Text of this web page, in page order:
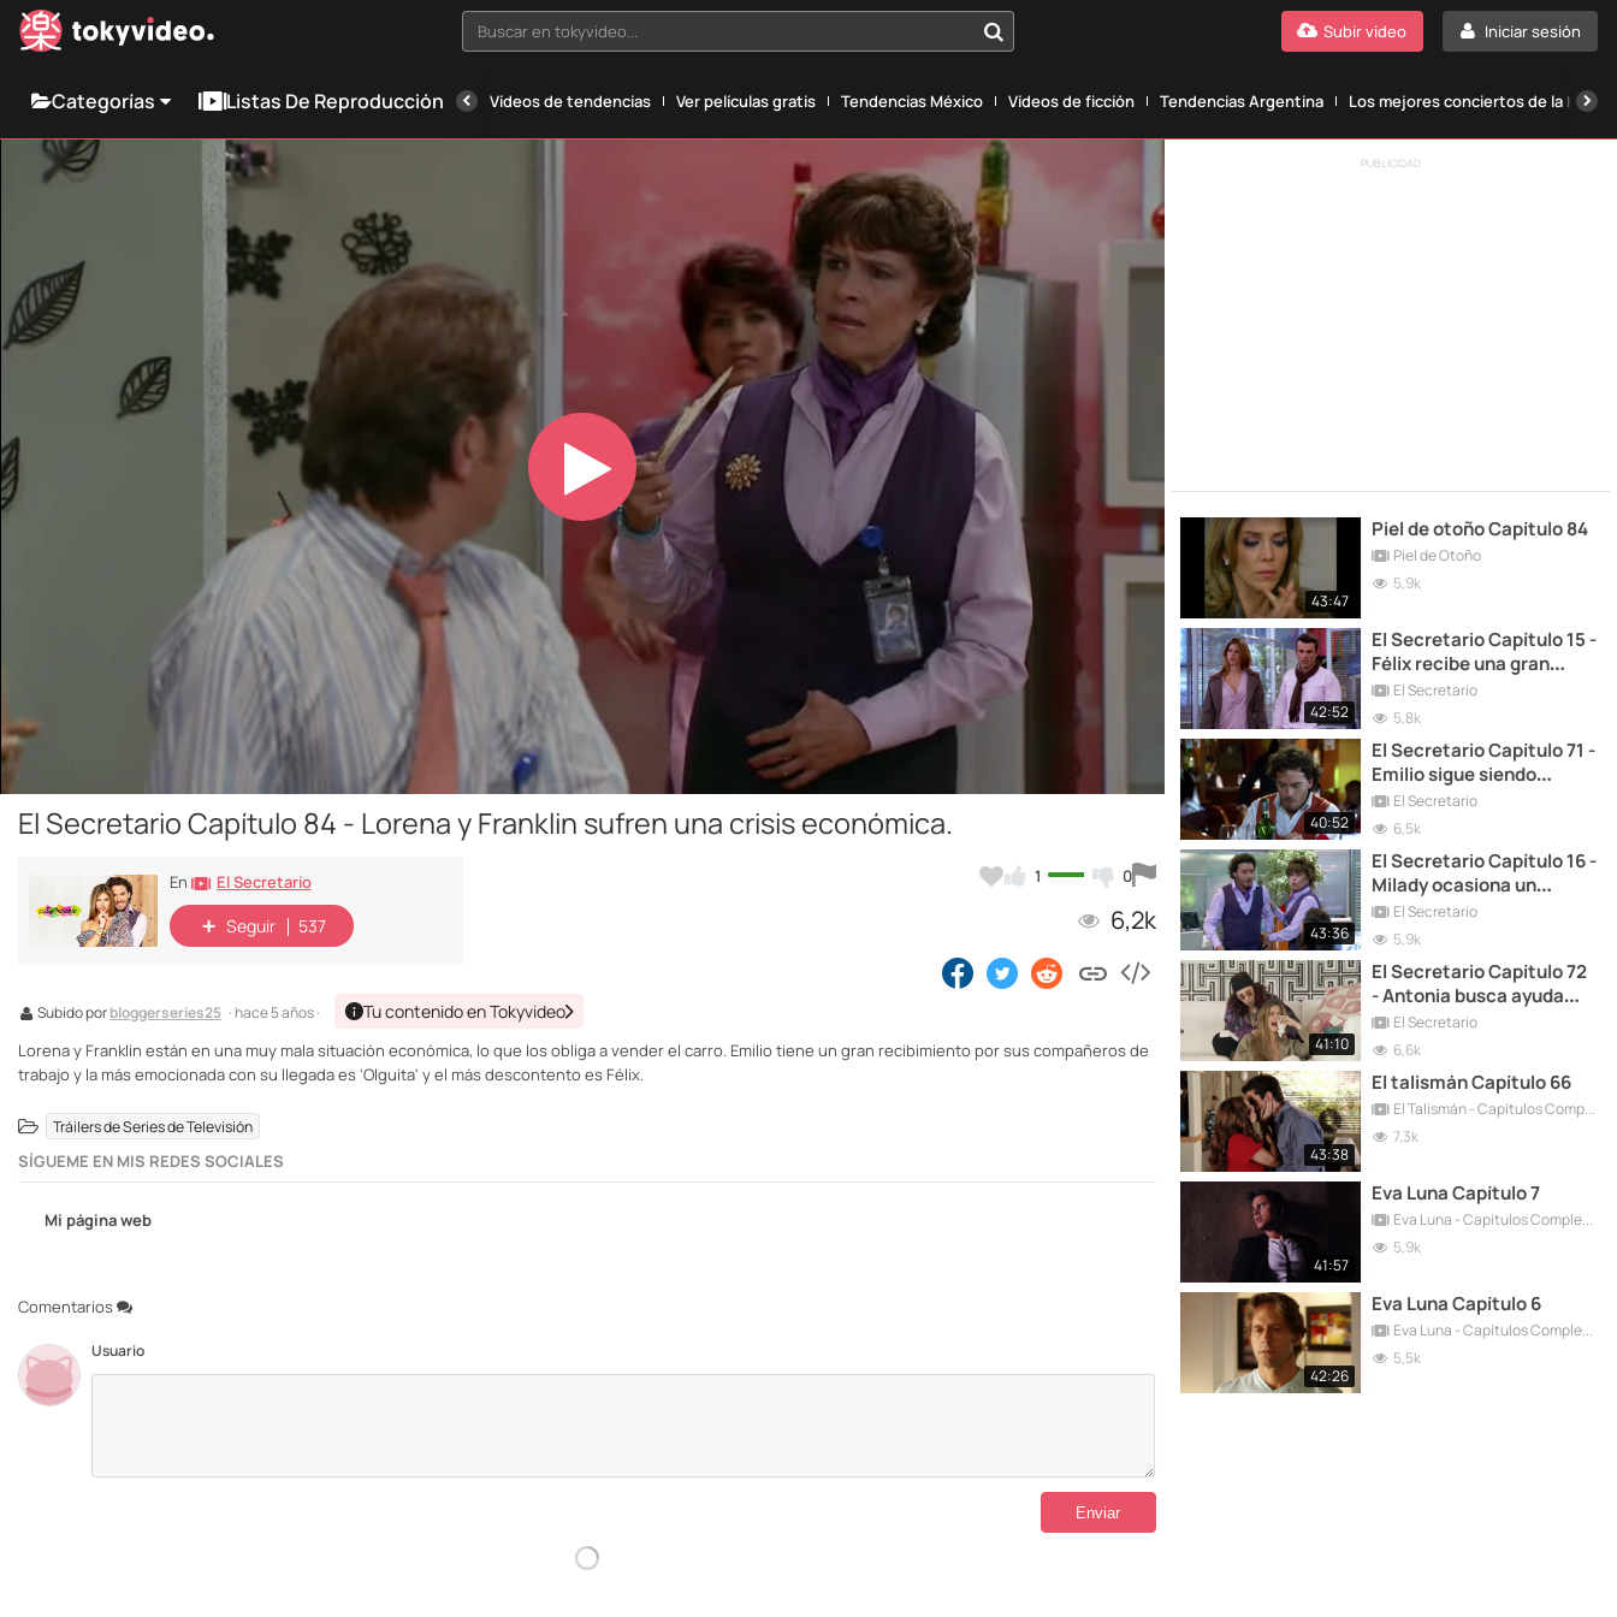
Buscar en tokyvideo... Iniciar sesión
Subir vídeo
Categorías Listas De Reproducción Vídeos de tendencias Ver películas gratis Tendencias México Vídeos de ficción Tendencias Argentina Los mejores conciertos de la
Play
Video
El Secretario Capítulo 84 - Lorena y Franklin sufren una crisis económica.
1 0
6,2k
En El Secretario
Seguir 537
Subido porbloggerseries25 · hace 5 años · Tu contenido en Tokyvideo
Lorena y Franklin están en una muy mala situación económica, lo que los obliga a vender el carro. Emilio tiene un gran recibimiento por sus compañeros de
trabajo y la más emocionada con su llegada es 'Olguita' y el más descontento es Félix.
Tráilers de Series de Televisión
SÍGUEME EN MIS REDES SOCIALES
Mi página web
Comentarios
Usuario
PUBLICIDAD
43:47
Piel de otoño Capítulo 84
Piel de Otoño
5,9k
42:52
El Secretario Capítulo 15 -
Félix recibe una gran
noticia.
El Secretario
5,8k
40:52
El Secretario Capítulo 71 -
Emilio sigue siendo
perseguido por Mario.
El Secretario
6,5k
43:36
El Secretario Capítulo 16 -
Milady ocasiona un
incendio en la empresa.
El Secretario
5,9k
41:10
El Secretario Capítulo 72
- Antonia busca ayuda
profesional.
El Secretario
6,6k
43:38
El talismán Capítulo 66
El Talismán - Capítulos Completos
7,3k
41:57
Eva Luna Capítulo 7
Eva Luna - Capítulos Completos
5,9k
42:26
Eva Luna Capítulo 6
Eva Luna - Capítulos Completos
5,5k